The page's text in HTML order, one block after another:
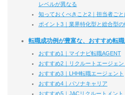
レベルが異なる
知っておくべきこと2｜担当者ご
ポイント3｜業界特化型と総合型
転職成功例が豊富な、おすすめ転
おすすめ1｜マイナビ転職AGENT
おすすめ2｜リクルートエージェン
おすすめ3｜LHH転職エージェント
おすすめ4｜パソナキャリア
おすすめ5｜JACリクルートメント